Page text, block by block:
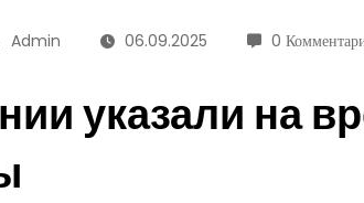
Admin 06.09.2025 0
указали на